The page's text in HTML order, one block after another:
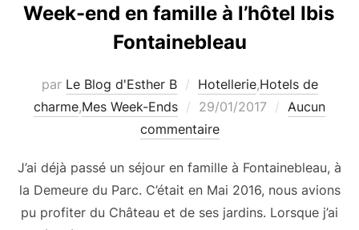
Week-end en famille à l’hôtel Ibis
Fontainebleau
par Le Blog d'Esther B Hotellerie,Hotels de
charme,Mes Week-Ends
Publié
le
29/01/2017
Aucun
commentaire
J’ai déjà passé un séjour en famille à Fontainebleau, à
la Demeure du Parc. C’était en Mai 2016, nous avions
pu profiter du Château et de ses jardins. Lorsque j’ai